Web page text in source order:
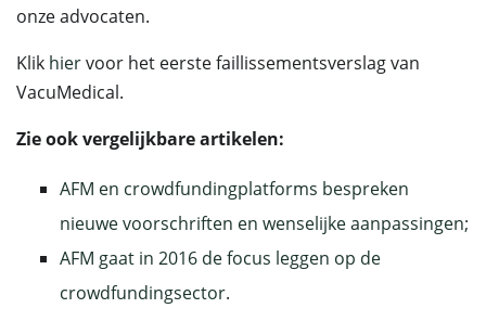
onze advocaten.
Klik hiervoor het eerste faillissementsverslag van
VacuMedical.
Zie ook vergelijkbare artikelen:
AFM en crowdfundingplatforms bespreken
nieuwe voorschriften en wenselijke aanpassingen;
AFM gaat in 2016 de focus leggen op de
crowdfundingsector.